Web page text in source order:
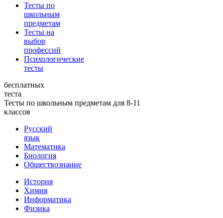
Тесты по
школьным
предметам
Тесты на
выбор
профессий
Психологические
тесты
бесплатных
теста
Тесты по школьным предметам для 8-11
классов
Русский
язык
Математика
Биология
Обществознание
История
Химия
Информатика
Физика